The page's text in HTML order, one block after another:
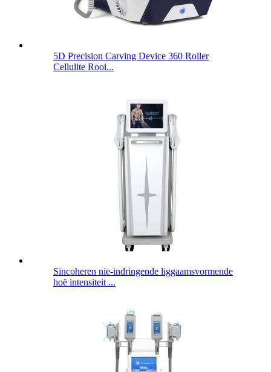
5D Precision Carving Device 360 ​​Roller
Cellulite Rooi...
Sincoheren nie-indringende liggaamsvormende
hoë intensiteit ...